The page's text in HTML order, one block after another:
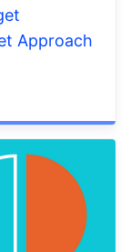
Approach